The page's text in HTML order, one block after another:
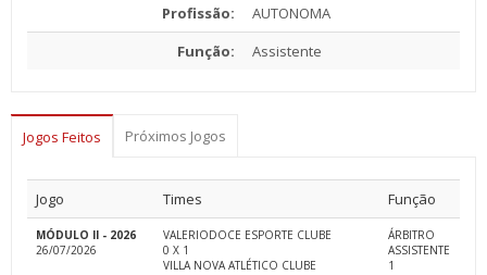
Profissão:
AUTONOMA
Função:
Assistente
Jogos Feitos Próximos Jogos
Jogo Times Função
MÓDULO II - 2026
26/07/2026
VALERIODOCE ESPORTE CLUBE
0 X 1
VILLA NOVA ATLÉTICO CLUBE
ÁRBITRO
ASSISTENTE
1